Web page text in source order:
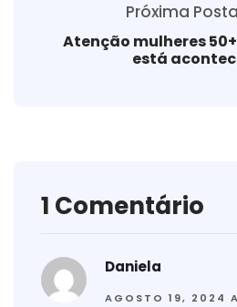
Próxima
Atenção mulheres
está
1 Comentário
Daniela
AGOSTO 19, 2024